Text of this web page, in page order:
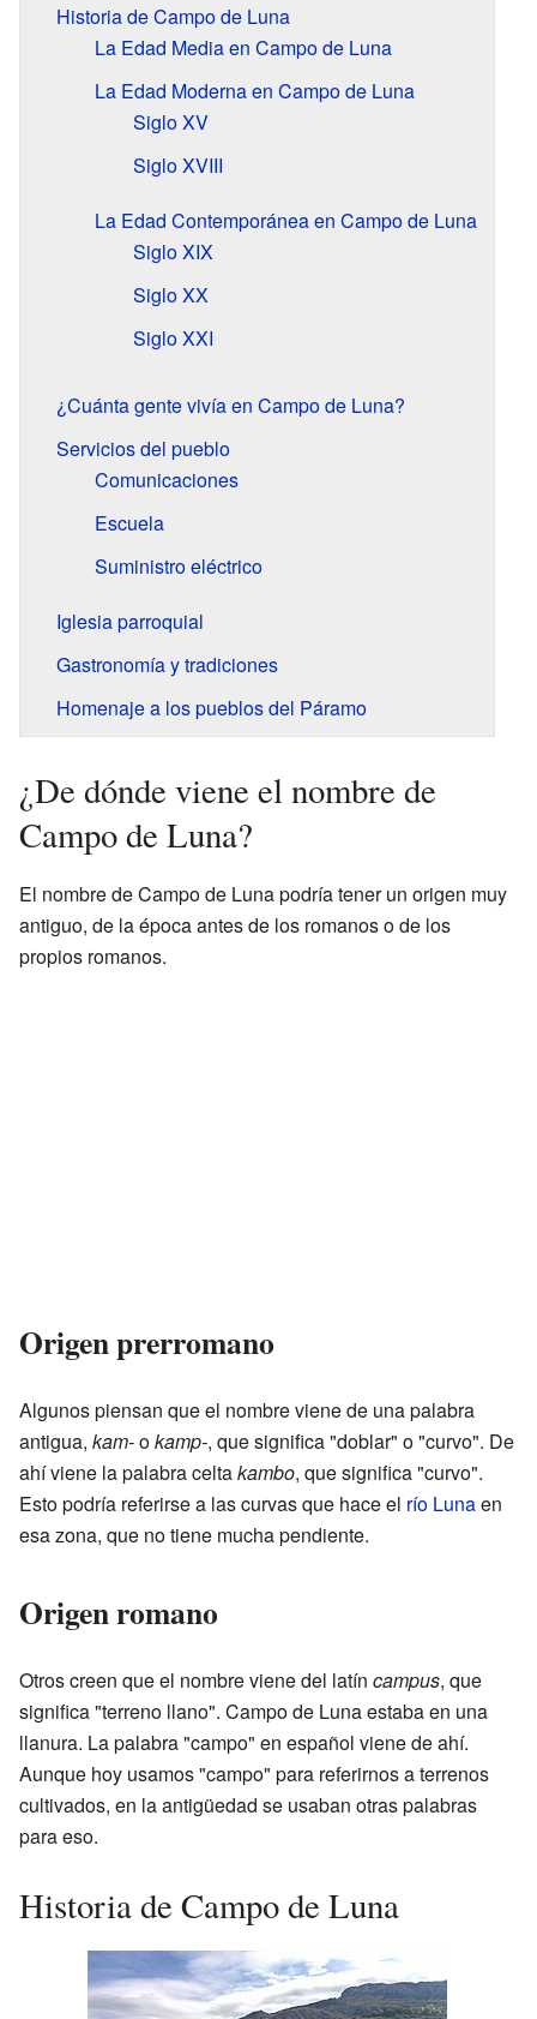
Historia de Campo de Luna
La Edad Media en Campo de Luna
La Edad Moderna en Campo de Luna
Siglo XV
Siglo XVIII
La Edad Contemporánea en Campo de Luna
Siglo XIX
Siglo XX
Siglo XXI
¿Cuánta gente vivía en Campo de Luna?
Servicios del pueblo
Comunicaciones
Escuela
Suministro eléctrico
Iglesia parroquial
Gastronomía y tradiciones
Homenaje a los pueblos del Páramo
¿De dónde viene el nombre de
Campo de Luna?
El nombre de Campo de Luna podría tener un origen muy
antiguo, de la época antes de los romanos o de los
propios romanos.
Origen prerromano
Algunos piensan que el nombre viene de una palabra
antigua, kam-okamp-, que significa "doblar" o "curvo". De
ahí viene la palabra celtakambo, que significa "curvo".
Esto podría referirse a las curvas que hace el río Lunaen
esa zona, que no tiene mucha pendiente.
Origen romano
Otros creen que el nombre viene del latín campus, que
significa "terreno llano". Campo de Luna estaba en una
llanura. La palabra "campo" en español viene de ahí.
Aunque hoy usamos "campo" para referirnos a terrenos
cultivados, en la antigüedad se usaban otras palabras
para eso.
Historia de Campo de Luna